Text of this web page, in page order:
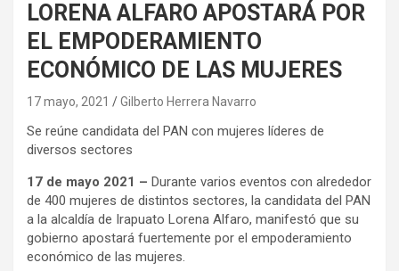
LORENA ALFARO APOSTARÁ POR
EL EMPODERAMIENTO
ECONÓMICO DE LAS MUJERES
17 mayo, 2021 Gilberto Herrera Navarro
Se reúne candidata del PAN con mujeres líderes de
diversos sectores
17 de mayo 2021 – Durante varios eventos con alrededor
de 400 mujeres de distintos sectores, la candidata del PAN
a la alcaldía de Irapuato Lorena Alfaro, manifestó que su
gobierno apostará fuertemente por el empoderamiento
económico de las mujeres.